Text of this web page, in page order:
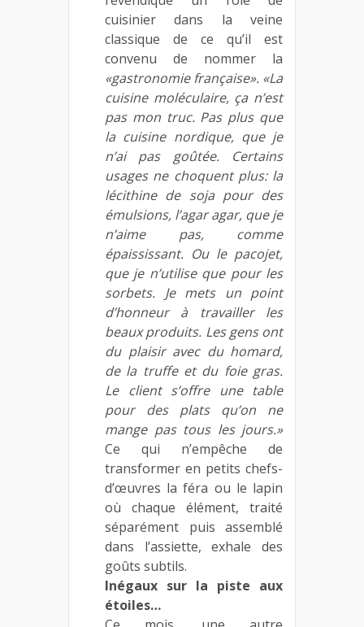
cuisinier dans la veine
classique de ce qu’il est
convenu de nommer la
«gastronomie française». «La
cuisine moléculaire, ça n’est
pas mon truc. Pas plus que
la cuisine nordique, que je
n’ai pas goûtée. Certains
usages ne choquent plus: la
lécithine de soja pour des
émulsions, l’agar agar, que je
n’aime pas, comme
épaississant. Ou le pacojet,
que je n’utilise que pour les
sorbets. Je mets un point
d’honneur à travailler les
beaux produits. Les gens ont
du plaisir avec du homard,
de la truffe et du foie gras.
Le client s’offre une table
pour des plats qu’on ne
mange pas tous les jours.»
Ce qui n’empêche de
transformer en petits chefs-
d’œuvres la féra ou le lapin
où chaque élément, traité
séparément puis assemblé
dans l’assiette, exhale des
goûts subtils.
Inégaux sur la piste aux
étoiles…